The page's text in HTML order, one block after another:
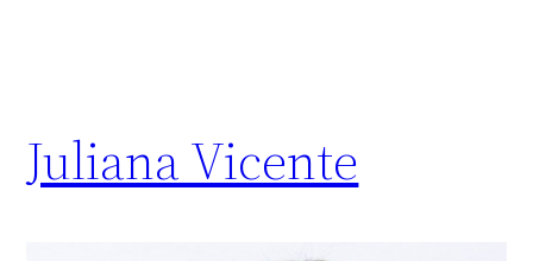
Juliana Vicente